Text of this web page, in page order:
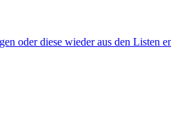
oder diese wieder aus den Listen